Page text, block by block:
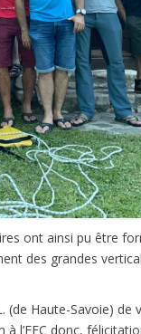
ont ainsi pu être
des grandes
(de Haute-Savoie) de
l’EFC donc,